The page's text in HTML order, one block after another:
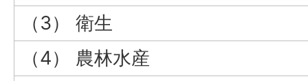
（3） 衛生
（4） 農林水産